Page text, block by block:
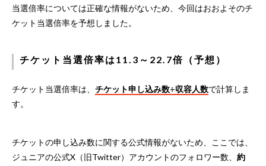
当選倍率については正確な情報がないため、今回はおおよそのチ
ケット当選倍率を予想しました。
チケット当選倍率は11.3～22.7倍（予想）
チケット当選倍率は、 チケット申し込み数÷収容人数で計算しま
す。
チケットの申し込み数に関する公式情報がないため、ここでは、
ジュニアの公式X（旧Twitter）アカウントのフォロワー数、 約